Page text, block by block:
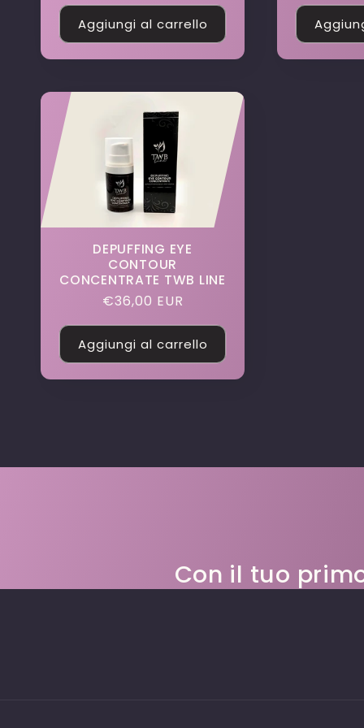
Aggiungi al carrello
DEPUFFING EYE
CONTOUR
CONCENTRATE TWB LINE
Prezzo
di
listino
€36,00 EUR
Aggiungi al carrello
Con il tuo